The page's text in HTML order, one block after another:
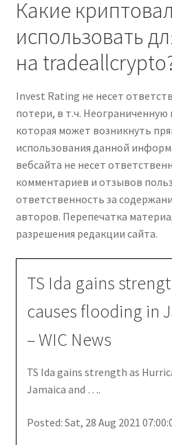
Какие
использовать
на
Invest Rating не несет
потери, в т.ч.
которая может возникнуть
использования данной
вебсайта не несет
комментариев и отзывов
ответственность за
авторов. Перепечатка
разрешения редакции сайта.
TS Ida gains
causes flooding in
– WIC News
TS Ida gains strength as
Jamaica and ….
Posted: Sat, 28 Aug 2021